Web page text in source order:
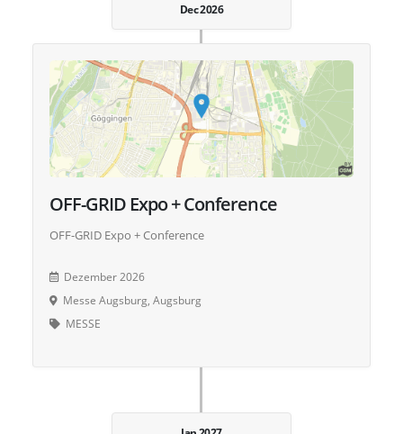
Dec 2026
OFF-GRID Expo + Conference
OFF-GRID Expo + Conference
Dezember 2026
Messe Augsburg, Augsburg
MESSE